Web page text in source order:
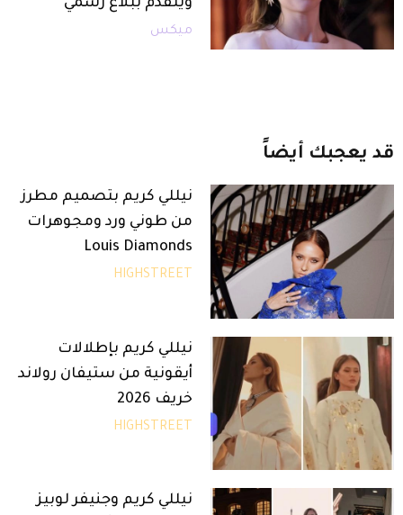
ويتقدم ببلاغ رسمي
ميكس
قد يعجبك أيضاً
نيللي كريم بتصميم مطرز
من طوني ورد ومجوهرات
Louis Diamonds
HIGHSTREET
نيللي كريم بإطلالات
أيقونية من ستيفان رولاند
خريف 2026
HIGHSTREET
نيللي كريم وجنيفر لوبيز